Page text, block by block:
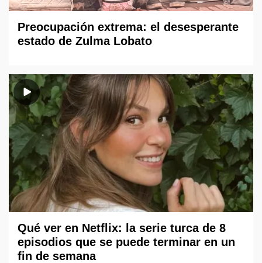
Preocupación extrema: el desesperante
estado de Zulma Lobato
Qué ver en Netflix: la serie turca de 8
episodios que se puede terminar en un
fin de semana